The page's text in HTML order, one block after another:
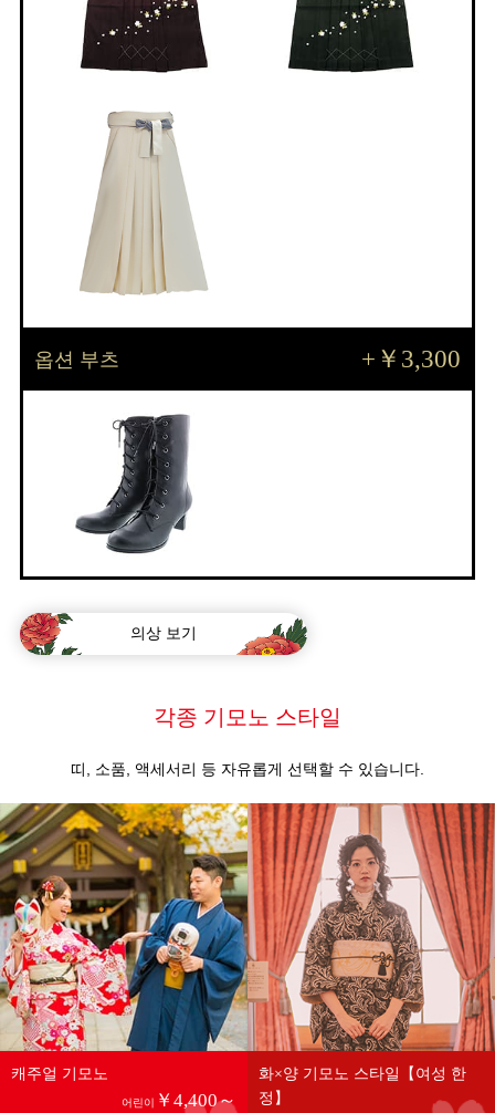
옵션 부츠 +￥3,300
의상 보기
각종 기모노 스타일
띠, 소품, 액세서리 등 자유롭게 선택할 수 있습니다.
캐주얼 기모노
어린이 ￥4,400～
화×양 기모노 스타일【여성 한
정】